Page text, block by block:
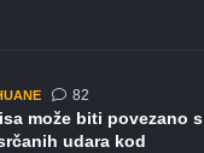
82komentara
može biti povezano s
udara kod